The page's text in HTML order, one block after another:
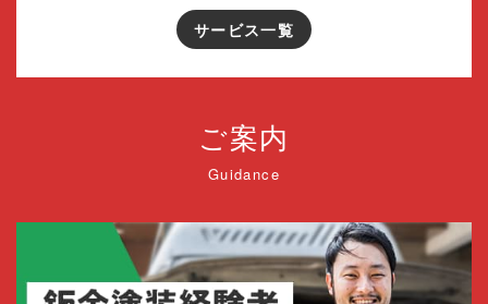
サービス一覧
ご案内
Guidance